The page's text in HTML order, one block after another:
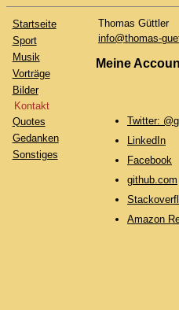
Startseite
Sport
Musik
Vorträge
Bilder
Kontakt
Quotes
Gedanken
Sonstiges
Thomas Güttler
info@thomas-
Meine
Twitter:
LinkedIn
Facebook
github.com
Amazon